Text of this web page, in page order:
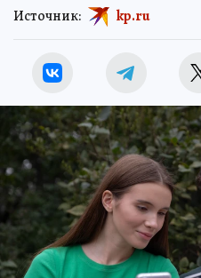
Источник: kp.ru